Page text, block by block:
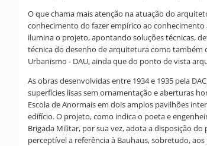
O que chama mais atenção na atuação do
conhecimento do fazer empírico ao conhecimento
ilumina o projeto, apontando soluções técnicas,
técnica do desenho de arquitetura como também
Urbanismo - DAU, ainda que do ponto de vista
As obras desenvolvidas entre 1934 e 1935 pela
superfícies lisas sem ornamentação e aberturas
Escola de Anormais em dois amplos pavilhões
edifício. O projeto, como indica o poeta e
Brigada Militar, por sua vez, adota a disposição
perceptível a referência à Bauhaus, sobretudo,